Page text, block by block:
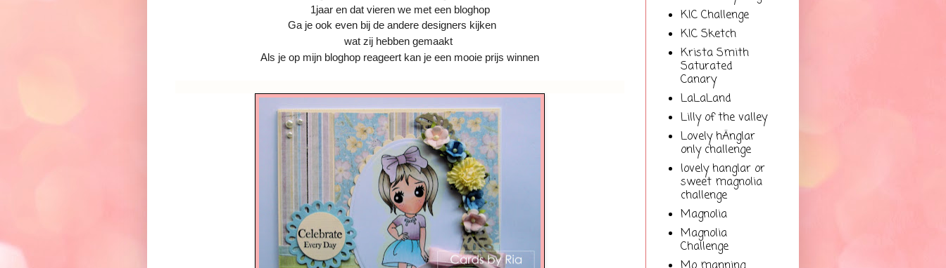
1jaar en dat vieren we met een bloghop
Ga je ook even bij de andere designers kijken
wat zij hebben gemaakt
Als je op mijn bloghop reageert kan je een mooie prijs winnen
KIC Challenge
KIC Sketch
Krista Smith
Saturated
Canary
LaLaLand
Lilly of the valley
Lovely hÄnglar
only challenge
lovely hanglar or
sweet magnolia
challenge
Magnolia
Magnolia
Challenge